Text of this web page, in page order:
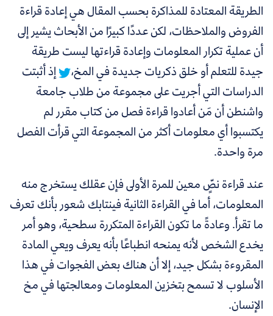
الطريقة المعتادة للمذاكرة بحسب المقال هي إعادة قراءة
الفروض والملاحظات، لكن عددًا كبيرًا من الأبحاث يشير إلى
أن عمليةتكرار المعلومات وإعادة قراءتها ليست طريقة
جيدة للتعلم أو خلق ذكريات جديدة في المخ،
إذ أثبتت
الدراسات التي أجريت على مجموعة من طلاب جامعة
واشنطن أن مَن أعادوا قراءة فصل من كتاب مقرر لم
يكتسبوا أي معلومات أكثر من المجموعة التي قرأت الفصل
مرة واحدة.
عند قراءة نصٍّ معين للمرة الأولى فإن عقلك يستخرج منه
المعلومات، أما في القراءة الثانية فينتابك شعور بأنك تعرف
ما تقرأ. وعادةً ما تكون القراءة المتكررة سطحية، وهو أمر
يخدع الشخص لأنه يمنحه انطباعًا بأنه يعرف ويعي المادة
المقروءة بشكل جيد، إلا أن هناك بعض الفجوات في هذا
الأسلوب لا تسمح بتخزين المعلومات ومعالجتها في مخ
الإنسان.